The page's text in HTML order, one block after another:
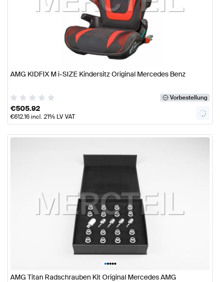
AMG KIDFIX M i-SIZE Kindersitz Original Mercedes Benz
Vorbestellung
€505.92
€612.16incl. 21% LV VAT
•••••
AMG Titan Radschrauben Kit Original Mercedes AMG